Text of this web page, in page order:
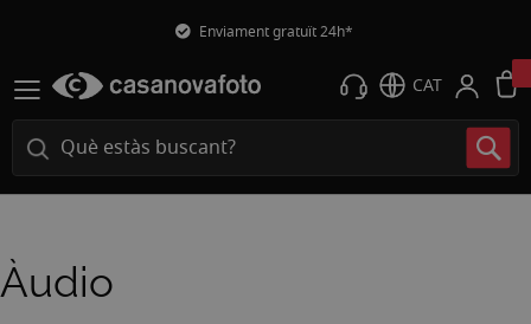
Enviament gratuït 24h*
CAT
Àudio